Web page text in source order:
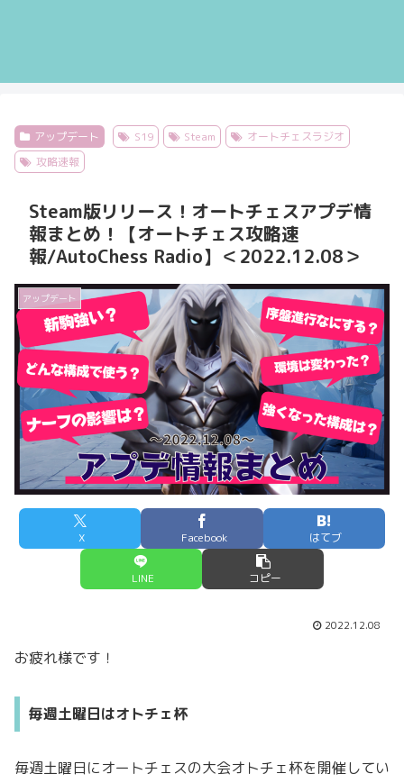
アップデート S19 Steam
オートチェスラジオ
攻略速報
Steam版リリース！オートチェスアプデ情
報まとめ！【オートチェス攻略速
報/AutoChess Radio】＜2022.12.08＞
アップデート
X Facebook はてブ
LINE コピー
2022.12.08
お疲れ様です！
毎週土曜日はオトチェ杯
毎週土曜日にオートチェスの大会オトチェ杯を開催してい